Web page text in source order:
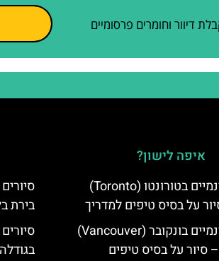
דיוור וחומרים פרסומיים
איפה לישון?
סיורים חינמיים בטורונטו (Toronto)
על בסיס טיפים למדריך
סיורים חינמיים בונקובר (Vancouver)
סיור על בסיס טיפים
בירת